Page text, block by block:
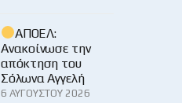
ΑΠΟΕΛ:
Ανακοίνωσε την
απόκτηση του
Σόλωνα Αγγελή
6 ΑΥΓΟΎΣΤΟΥ 2026